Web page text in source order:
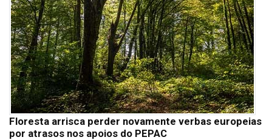
Floresta arrisca perder novamente verbas europeias
por atrasos nos apoios do PEPAC